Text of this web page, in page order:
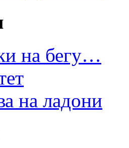
на бегу…
на ладони